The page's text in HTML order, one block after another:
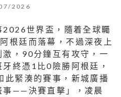
2026
世界盃，隨着全球矚
根廷而落幕，不過深夜上
，90分鐘互有攻守，一
終憑1比0險勝阿根廷，
此緊湊的賽事，新城廣播
事——決賽直擊」，凌晨